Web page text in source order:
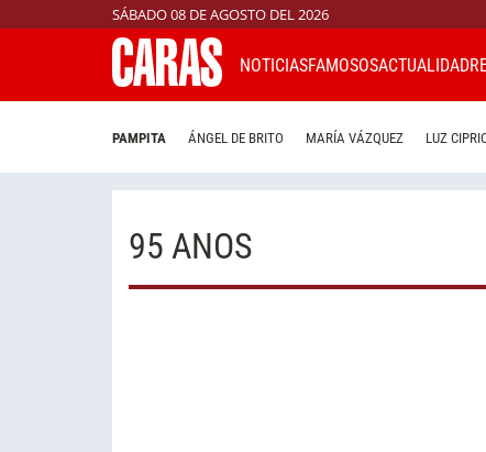
SÁBADO 08 DE AGOSTO DEL 2026
NOTICIASFAMOSOSACTUALIDAD
PAMPITA ÁNGEL DE BRITO MARÍA VÁZQUEZ LUZ
95 ANOS